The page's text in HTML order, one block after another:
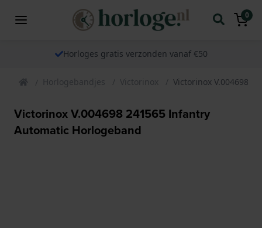
0
Horloges gratis verzonden vanaf €50
Horlogebandjes Victorinox Victorinox V.004698
Victorinox V.004698 241565 Infantry
Automatic Horlogeband